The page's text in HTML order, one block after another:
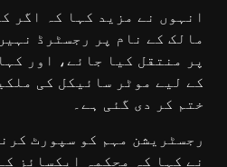
انہوں نے مزید کہا کہ اگر
مالک کے نام پر رجسٹرڈ
پر منتقل کیا جائے، اور
کے لیے موٹر سائیکل کی
ختم کر دی گئی ہے۔
رجسٹریشن مہم کو سپورٹ
نے کہا کہ محکمہ ایکسائز